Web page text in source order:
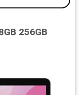
256GB